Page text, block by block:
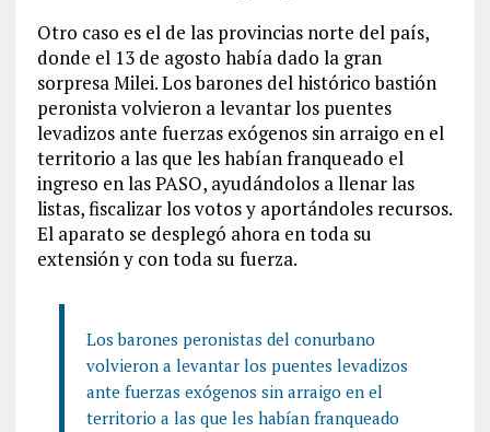
Otro caso es el de las provincias norte del país,
donde el 13 de agosto había dado la gran
sorpresa Milei. Los barones del histórico bastión
peronista volvieron a levantar los puentes
levadizos ante fuerzas exógenos sin arraigo en el
territorio a las que les habían franqueado el
ingreso en las PASO, ayudándolos a llenar las
listas, fiscalizar los votos y aportándoles recursos.
El aparato se desplegó ahora en toda su
extensión y con toda su fuerza.
Los barones peronistas del conurbano
volvieron a levantar los puentes levadizos
ante fuerzas exógenos sin arraigo en el
territorio a las que les habían franqueado